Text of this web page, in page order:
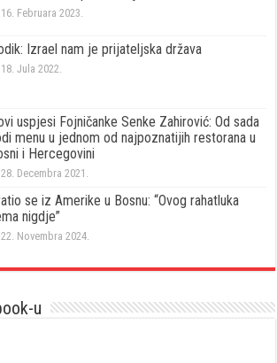
16. Februara 2023.
Izrael nam je prijateljska država
18. Jula 2022.
uspjesi Fojničanke Senke Zahirović: Od sada
menu u jednom od najpoznatijih restorana u
i Hercegovini
28. Decembra 2021.
se iz Amerike u Bosnu: “Ovog rahatluka
nigdje”
22. Novembra 2024.
u